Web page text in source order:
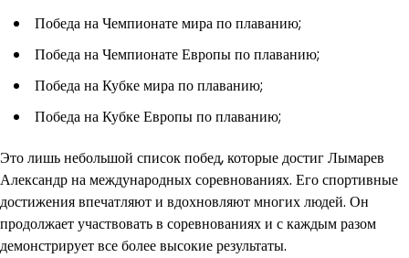
Победа на Чемпионате мира по плаванию;
Победа на Чемпионате Европы по плаванию;
Победа на Кубке мира по плаванию;
Победа на Кубке Европы по плаванию;
Это лишь небольшой список побед, которые достиг Лымарев
Александр на международных соревнованиях. Его спортивные
достижения впечатляют и вдохновляют многих людей. Он
продолжает участвовать в соревнованиях и с каждым разом
демонстрирует все более высокие результаты.